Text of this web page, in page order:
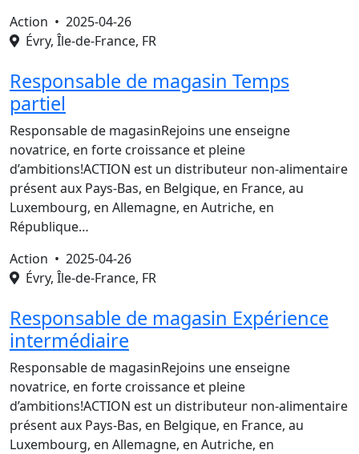
Action • 2025-04-26
Évry, Île-de-France, FR
Responsable de magasin Temps
partiel
Responsable de magasinRejoins une enseigne
novatrice, en forte croissance et pleine
d’ambitions!ACTION est un distributeur non-alimentaire
présent aux Pays-Bas, en Belgique, en France, au
Luxembourg, en Allemagne, en Autriche, en
République…
Action • 2025-04-26
Évry, Île-de-France, FR
Responsable de magasin Expérience
intermédiaire
Responsable de magasinRejoins une enseigne
novatrice, en forte croissance et pleine
d’ambitions!ACTION est un distributeur non-alimentaire
présent aux Pays-Bas, en Belgique, en France, au
Luxembourg, en Allemagne, en Autriche, en